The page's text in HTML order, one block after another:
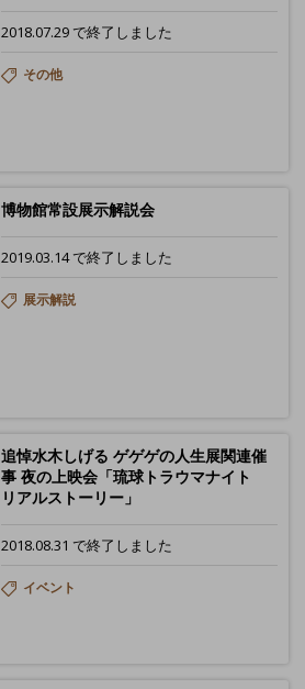
2018.07.29 で終了しました
その他
博物館常設展示解説会
2019.03.14 で終了しました
展示解説
追悼水木しげる ゲゲゲの人生展関連催
事 夜の上映会「琉球トラウマナイト
リアルストーリー」
2018.08.31 で終了しました
イベント